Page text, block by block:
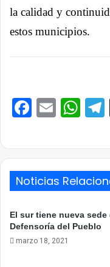
la calidad y
estos municipios.
Email
Noticias
El sur tiene nueva sede
Defensoría del Pueblo
marzo 18, 2021